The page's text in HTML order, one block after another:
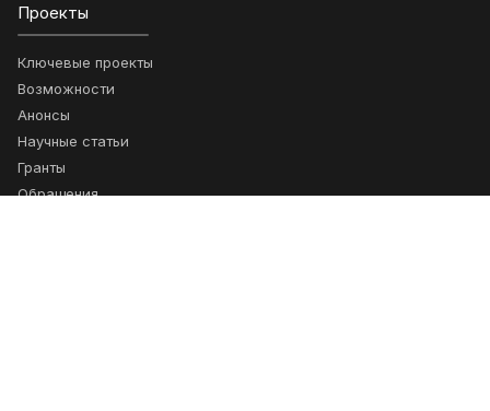
Проекты
Ключевые проекты
Возможности
Анонсы
Научные статьи
Гранты
Обращения